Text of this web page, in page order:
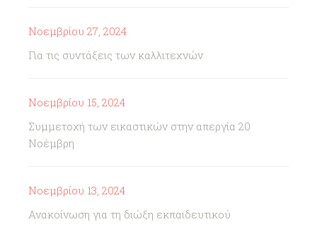
Νοεμβρίου 27, 2024
Για τις συντάξεις των καλλιτεχνών
Νοεμβρίου 15, 2024
Συμμετοχή των εικαστικών στην απεργία 20
Νοέμβρη
Νοεμβρίου 13, 2024
Ανακοίνωση για τη διώξη εκπαιδευτικού